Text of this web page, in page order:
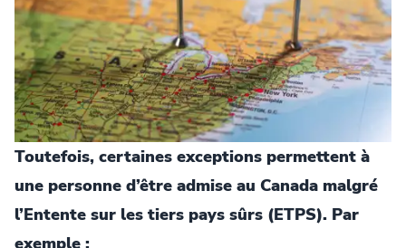
Toutefois, certaines exceptions permettent à
une personne d’être admise au Canada malgré
l’Entente sur les tiers pays sûrs (ETPS). Par